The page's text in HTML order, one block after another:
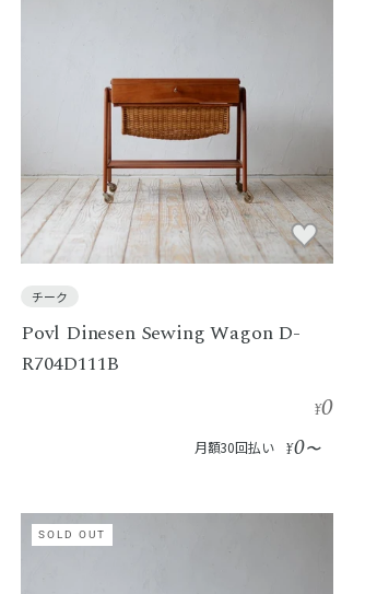
チーク
Povl Dinesen Sewing Wagon D-
R704D111B
¥0
月額30回払い ¥0〜
SOLD OUT